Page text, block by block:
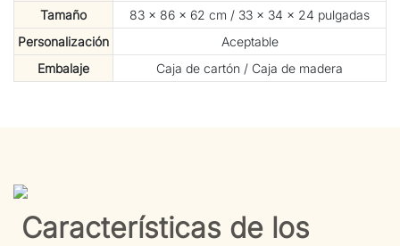
Tamaño
83 × 86 × 62 cm / 33 × 34 × 24 pulgadas
Personalización
Aceptable
Embalaje
Caja de cartón / Caja de madera
Características de los